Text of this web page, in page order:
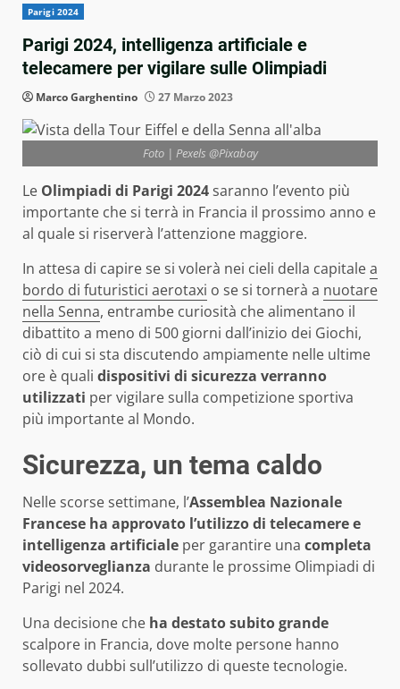
Parigi 2024
Parigi 2024, intelligenza artificiale e
telecamere per vigilare sulle Olimpiadi
Marco Garghentino 27 Marzo 2023
Foto | Pexels @Pixabay
Le Olimpiadi di Parigi 2024saranno l’evento più
importante che si terrà in Francia il prossimo anno e
al quale si riserverà l’attenzione maggiore.
In attesa di capire se si volerà nei cieli della capitalea
bordo di futuristici aerotaxi o se si tornerà a nuotare
nella Senna, entrambe curiosità che alimentano il
dibattito a meno di 500 giorni dall’inizio dei Giochi,
ciò di cui si sta discutendo ampiamente nelle ultime
ore è quali dispositivi di sicurezza verranno
utilizzati per vigilare sulla competizione sportiva
più importante al Mondo.
Sicurezza, un tema caldo
Nelle scorse settimane, l’Assemblea Nazionale
Francese ha approvato l’utilizzo di telecamere e
intelligenza artificiale per garantire una completa
videosorveglianza durante le prossime Olimpiadi di
Parigi nel 2024.
Una decisione che ha destato subito grande
scalpore in Francia, dove molte persone hanno
sollevato dubbi sull’utilizzo di queste tecnologie.